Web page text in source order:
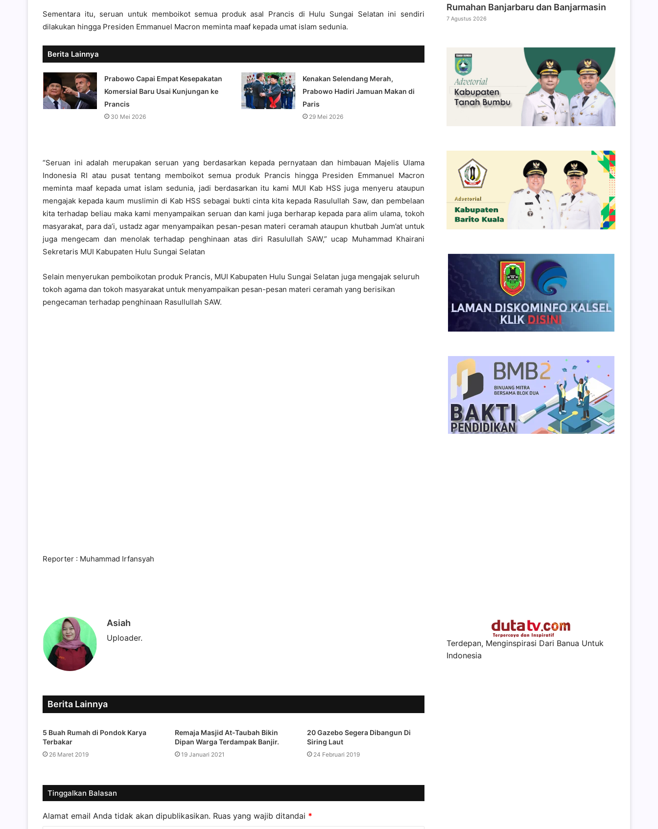
Sementara itu, seruan untuk memboikot semua produk asal Prancis di Hulu Sungai Selatan ini sendiri
dilakukan hingga Presiden Emmanuel Macron meminta maaf kepada umat islam sedunia.
Berita Lainnya
Prabowo Capai Empat Kesepakatan
Komersial Baru Usai Kunjungan ke
Prancis
30 Mei 2026
Kenakan Selendang Merah,
Prabowo Hadiri Jamuan Makan di
Paris
29 Mei 2026
“Seruan ini adalah merupakan seruan yang berdasarkan kepada pernyataan dan himbauan Majelis Ulama
Indonesia RI atau pusat tentang memboikot semua produk Prancis hingga Presiden Emmanuel Macron
meminta maaf kepada umat islam sedunia, jadi berdasarkan itu kami MUI Kab HSS juga menyeru ataupun
mengajak kepada kaum muslimin di Kab HSS sebagai bukti cinta kita kepada Rasulullah Saw, dan pembelaan
kita terhadap beliau maka kami menyampaikan seruan dan kami juga berharap kepada para alim ulama, tokoh
masyarakat, para da’i, ustadz agar menyampaikan pesan-pesan materi ceramah ataupun khutbah Jum’at untuk
juga mengecam dan menolak terhadap penghinaan atas diri Rasulullah SAW,” ucap Muhammad Khairani
Sekretaris MUI Kabupaten Hulu Sungai Selatan
Selain menyerukan pemboikotan produk Prancis, MUI Kabupaten Hulu Sungai Selatan juga mengajak seluruh
tokoh agama dan tokoh masyarakat untuk menyampaikan pesan-pesan materi ceramah yang berisikan
pengecaman terhadap penghinaan Rasullullah SAW.
Reporter : Muhammad Irfansyah
Asiah
Uploader.
Berita Lainnya
5 Buah Rumah di Pondok Karya
Terbakar
26 Maret 2019
Remaja Masjid At-Taubah Bikin
Dipan Warga Terdampak Banjir.
19 Januari 2021
20 Gazebo Segera Dibangun Di
Siring Laut
24 Februari 2019
Tinggalkan Balasan
Alamat email Anda tidak akan dipublikasikan. Ruas yang wajib ditandai *
Rumahan Banjarbaru dan Banjarmasin
7 Agustus 2026
Terdepan, Menginspirasi Dari Banua Untuk
Indonesia